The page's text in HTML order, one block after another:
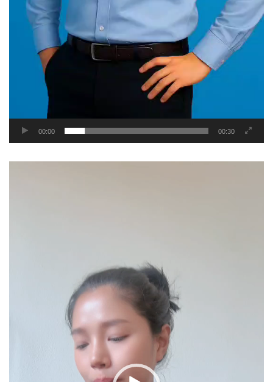
00:00 00:30